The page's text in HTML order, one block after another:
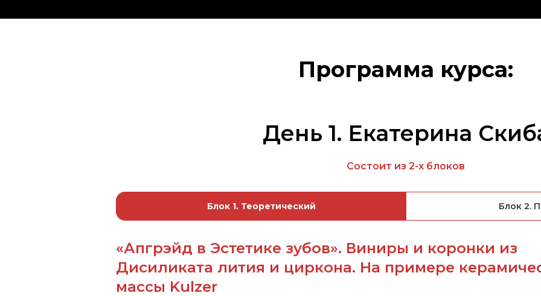
Программа курса:
День 1. Екатерина
Состоит из 2-х блоков
Блок 1. Теоретический Блок 2.
«Апгрэйд в Эстетике зубов». Виниры и коронки из
Дисиликата лития и циркона. На примере
массы Kulzer